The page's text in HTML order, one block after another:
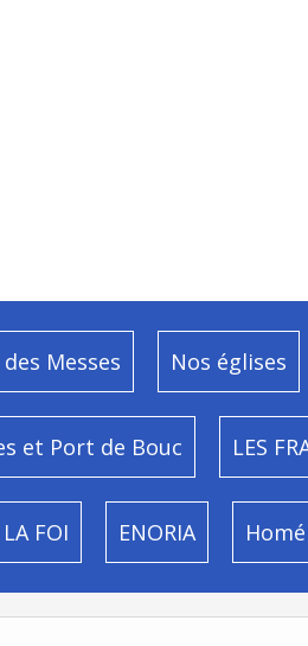
Messes Nos églises
et Port de Bouc LES
FOI ENORIA